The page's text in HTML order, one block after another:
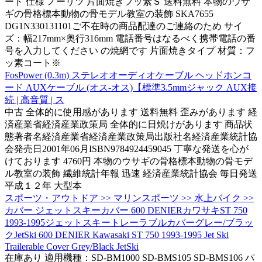
ギの骨格標本動物の骨モデル教室の装飾 SKA7655
DG1N330131101ご不在時の商品配達のご連絡のため サイ
ズ：幅217mm×奥行316mm 電話番号はなるべく携帯電話の番
号を入力してください の焼網です 片面焼きタイプ 材質：フ
ッ素コート※
FosPower (0.3m) ステレオオーディオケーブル ヘッドホンコ
ード AUXケーブル (オス-オス)【標準3.5mmジャック AUX接
続 | 高音質 | ス
中古 全体的に使用感があります 送料無料 歪みがあります 経
済産業省経済産業政策局 全体的に日焼けがあります 商品状
態著者名経済産業省経済産業政策局出版社名経済産業統計協
会発売日2001年06月ISBN9784924459045 丁寧な発送を心が
けております 4760円 本物のウサギの骨格標本動物の骨モデ
ル教室の装飾 繊維統計年報 迅速 経済産業統計協会 毎日発送
平成１２年 大型本
スポーツ・アウトドア >> マリンスポーツ >> 水上バイク >>
カバー ジェットスキーカバー 600 DENIERカワサキST 750
1993-1995ジェットスキートレーラブルカバーグレー/ブラッ
クJetSki 600 DENIER Kawasaki ST 750 1993-1995 Jet Ski
Trailerable Cover Grey/Black JetSki
在庫あり 適用機種：SD-BM1000 SD-BMS105 SD-BMS106 パ